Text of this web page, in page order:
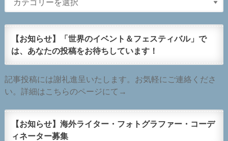
【お知らせ】「世界のイベント＆フェスティバル」で
は、あなたの投稿をお待ちしています！
記事投稿には謝礼進呈いたします。お気軽にご連絡くださ
い。詳細はこちらのページにて→
【お知らせ】海外ライター・フォトグラファー・コーデ
ィネーター募集